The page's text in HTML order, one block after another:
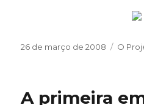
Publicado
26 de março de 2008 O
A primeira